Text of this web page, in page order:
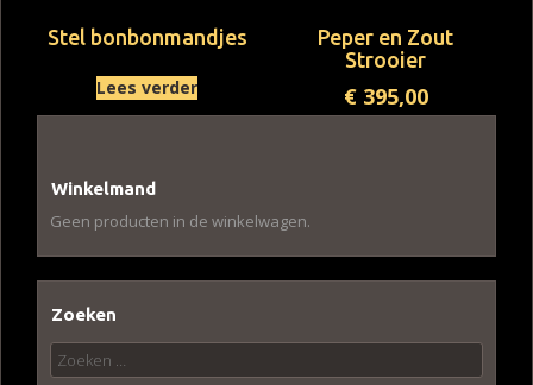
Stel bonbonmandjes
Lees verder
Peper en Zout
Strooier
€395,00
Winkelmand
Geen producten in de winkelwagen.
Zoeken
Zoeken
naar: